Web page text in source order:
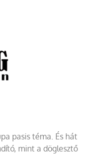
pasis téma. És hát
mint a döglesztő